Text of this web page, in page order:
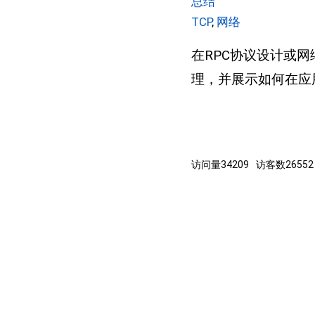
TCP, 网络
在RPC协议设计或
理，并展示如何在
访问量34209 访客数26552